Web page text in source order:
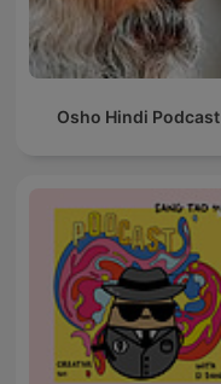
Osho Hindi Podcast